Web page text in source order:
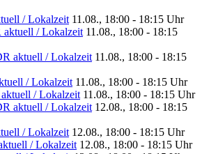
/ Lokalzeit 11.08., 18:00 - 18:15 Uhr
aktuell / Lokalzeit 11.08., 18:00 - 18:15
aktuell / Lokalzeit 11.08., 18:00 - 18:15
/ Lokalzeit 11.08., 18:00 - 18:15 Uhr
/ Lokalzeit 11.08., 18:00 - 18:15 Uhr
aktuell / Lokalzeit 12.08., 18:00 - 18:15
/ Lokalzeit 12.08., 18:00 - 18:15 Uhr
/ Lokalzeit 12.08., 18:00 - 18:15 Uhr